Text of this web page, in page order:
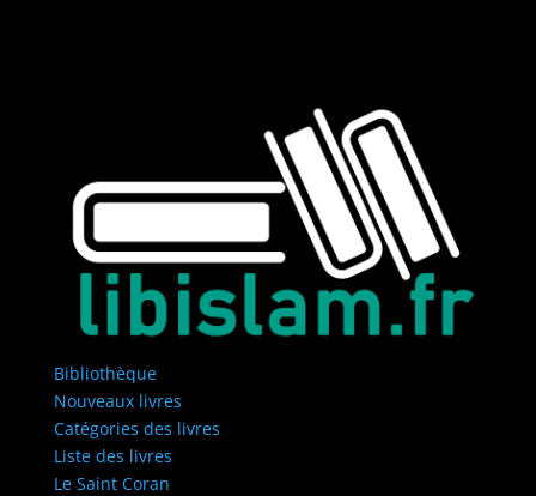
Bibliothèque
Nouveaux livres
Catégories des livres
Liste des livres
Le Saint Coran